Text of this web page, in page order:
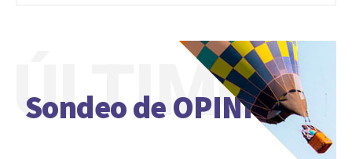
Sondeo de OPINIÓN
ÚLTIMO